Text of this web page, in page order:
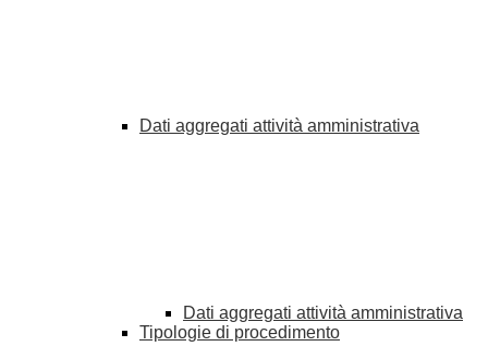
Dati aggregati attività amministrativa
Dati aggregati attività amministrativa
Tipologie di procedimento